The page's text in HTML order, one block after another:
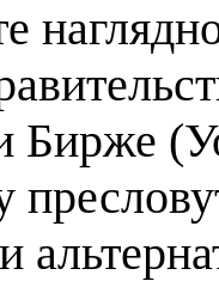
Бирже